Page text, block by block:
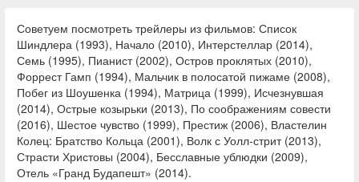
Советуем посмотреть трейлеры из фильмов: Список
Шиндлера (1993), Начало (2010), Интерстеллар (2014),
Семь (1995), Пианист (2002), Остров проклятых (2010),
Форрест Гамп (1994), Мальчик в полосатой пижаме (2008),
Побег из Шоушенка (1994), Матрица (1999), Исчезнувшая
(2014), Острые козырьки (2013), По соображениям совести
(2016), Шестое чувство (1999), Престиж (2006), Властелин
Колец: Братство Кольца (2001), Волк с Уолл-стрит (2013),
Страсти Христовы (2004), Бесславные ублюдки (2009),
Отель «Гранд Будапешт» (2014).